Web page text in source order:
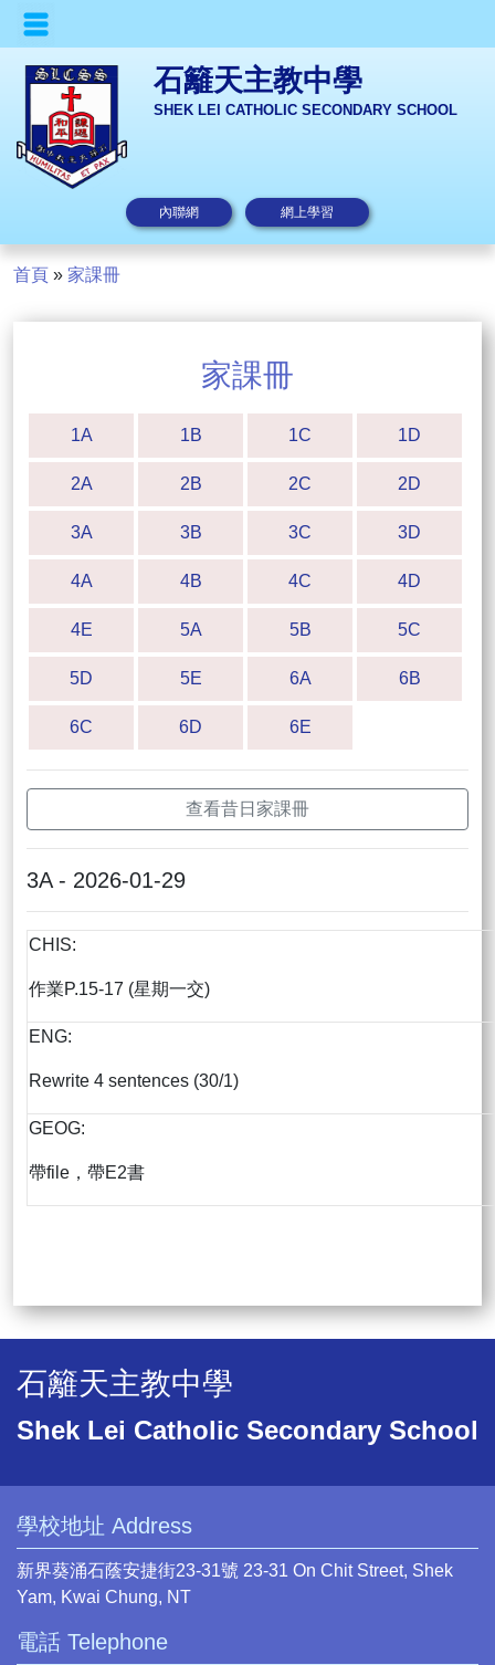
石籬天主教中學
SHEK LEI CATHOLIC SECONDARY SCHOOL
內聯網 網上學習
首頁 » 家課冊
家課冊
1A 1B 1C 1D
2A 2B 2C 2D
3A 3B 3C 3D
4A 4B 4C 4D
4E 5A 5B 5C
5D 5E 6A 6B
6C 6D 6E
查看昔日家課冊
3A - 2026-01-29
CHIS:
作業P.15-17 (星期一交)
ENG:
Rewrite 4 sentences (30/1)
GEOG:
帶file，帶E2書
石籬天主教中學
Shek Lei Catholic Secondary School
學校地址 Address
新界葵涌石蔭安捷街23-31號 23-31 On Chit Street, Shek
Yam, Kwai Chung, NT
電話 Telephone